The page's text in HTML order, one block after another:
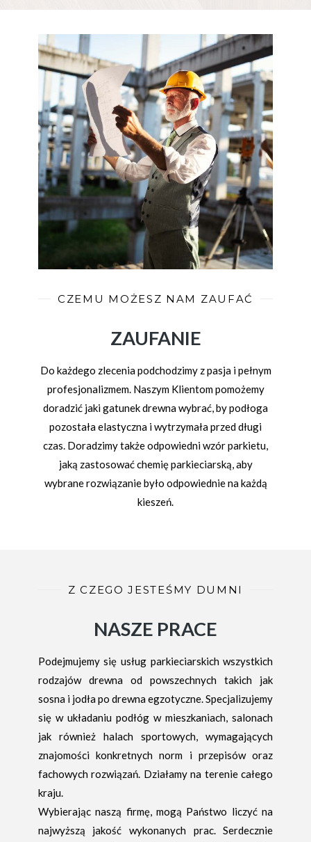
CZEMU MOŻESZ NAM ZAUFAĆ
ZAUFANIE
Do każdego zlecenia podchodzimy z pasja i pełnym
profesjonalizmem. Naszym Klientom pomożemy
doradzić jaki gatunek drewna wybrać, by podłoga
pozostała elastyczna i wytrzymała przed długi
czas. Doradzimy także odpowiedni wzór parkietu,
jaką zastosować chemię parkieciarską, aby
wybrane rozwiązanie było odpowiednie na każdą
kieszeń.
Z CZEGO JESTEŚMY DUMNI
NASZE PRACE
Podejmujemy się usług parkieciarskich wszystkich
rodzajów drewna od powszechnych takich jak
sosna i jodła po drewna egzotyczne. Specjalizujemy
się w układaniu podłóg w mieszkaniach, salonach
jak również halach sportowych, wymagających
znajomości konkretnych norm i przepisów oraz
fachowych rozwiązań. Działamy na terenie całego
kraju.
Wybierając naszą firmę, mogą Państwo liczyć na
najwyższą jakość wykonanych prac. Serdecznie